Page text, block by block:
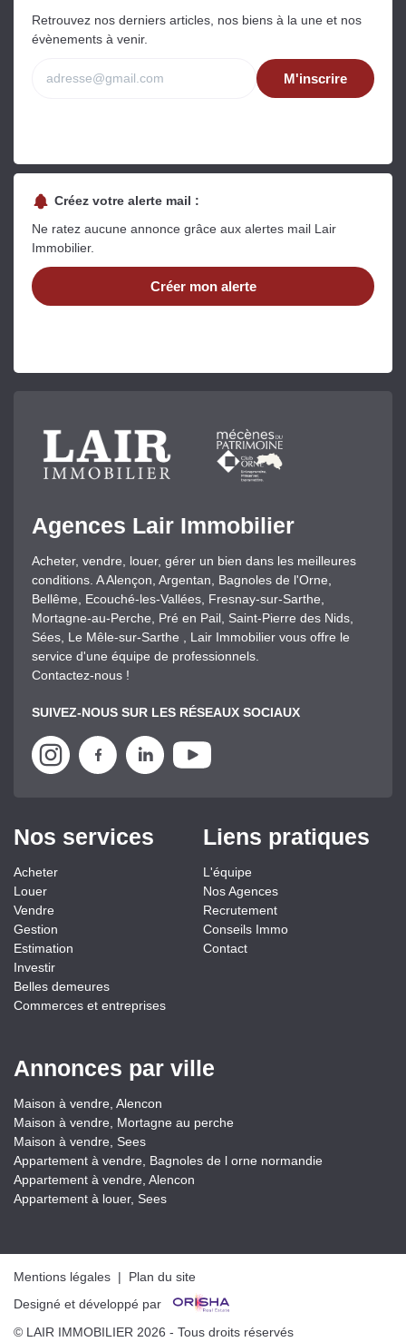
Partager
Retrouvez nos derniers articles, nos biens à la une et nos
évènements à venir.
M'inscrire
Créez votre alerte mail :
Ne ratez aucune annonce grâce aux alertes mail Lair
Immobilier.
Créer mon alerte
Agences Lair Immobilier
Acheter, vendre, louer, gérer un bien dans les meilleures
conditions. A Alençon, Argentan, Bagnoles de l'Orne,
Bellême, Ecouché-les-Vallées, Fresnay-sur-Sarthe,
Mortagne-au-Perche, Pré en Pail, Saint-Pierre des Nids,
Sées, Le Mêle-sur-Sarthe , Lair Immobilier vous offre le
service d'une équipe de professionnels.
Contactez-nous !
SUIVEZ-NOUS SUR LES RÉSEAUX SOCIAUX
Nos services
Acheter
Louer
Vendre
Gestion
Estimation
Investir
Belles demeures
Commerces et entreprises
Liens pratiques
L'équipe
Nos Agences
Recrutement
Conseils Immo
Contact
Annonces par ville
Maison à vendre, Alencon
Maison à vendre, Mortagne au perche
Maison à vendre, Sees
Appartement à vendre, Bagnoles de l orne normandie
Appartement à vendre, Alencon
Appartement à louer, Sees
Mentions légales | Plan du site
Designé et développé par
© LAIR IMMOBILIER 2026 - Tous droits réservés